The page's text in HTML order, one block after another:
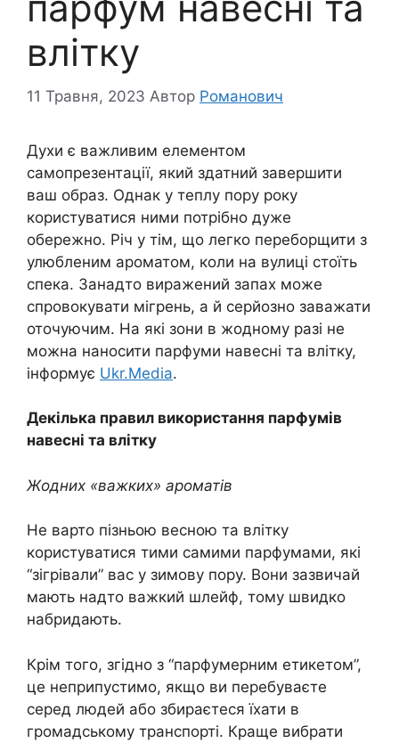
влітку
11 Травня, 2023 Автор Романович
Духи є важливим елементом
самопрезентації, який здатний завершити
ваш образ. Однак у теплу пору року
користуватися ними потрібно дуже
обережно. Річ у тім, що легко переборщити з
улюбленим ароматом, коли на вулиці стоїть
спека. Занадто виражений запах може
спровокувати мігрень, а й серйозно заважати
оточуючим. На які зони в жодному разі не
можна наносити парфуми навесні та влітку,
інформує Ukr.Media.
Декілька правил використання парфумів
навесні та влітку
Жодних «важких» ароматів
Не варто пізньою весною та влітку
користуватися тими самими парфумами, які
“зігрівали” вас у зимову пору. Вони зазвичай
мають надто важкий шлейф, тому швидко
набридають.
Крім того, згідно з “парфумерним етикетом”,
це неприпустимо, якщо ви перебуваєте
серед людей або збираєтеся їхати в
громадському транспорті. Краще вибрати